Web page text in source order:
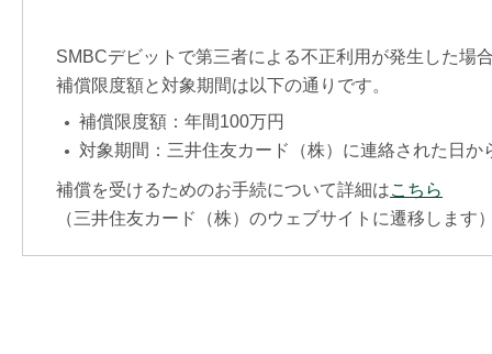
SMBCデビットで第三者による不正利用が発生した場
補償限度額と対象期間は以下の通りです。
● 補償限度額：年間100万円
● 対象期間：三井住友カード（株）に連絡された日か
補償を受けるためのお手続について詳細はこちら
（三井住友カード（株）のウェブサイトに遷移します